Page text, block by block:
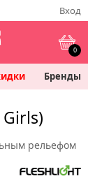
Вход
0
Бренды
рельефом